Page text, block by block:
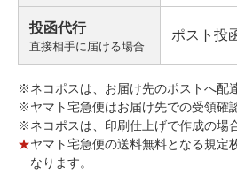
投函代行
直接相手に届ける場合
ポスト投
※ネコポスは、お届け先のポストへ配
※ヤマト宅急便はお届け先での受領確
※ネコポスは、印刷仕上げで作成の場
★ヤマト宅急便の送料無料となる規定
なります。